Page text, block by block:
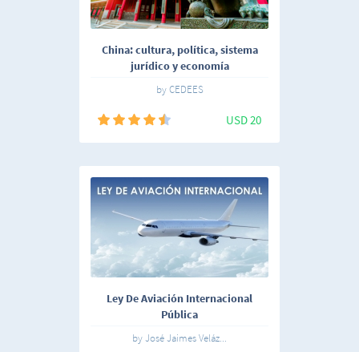
China: cultura, política, sistema
jurídico y economía
by CEDEES
USD 20
Ley De Aviación Internacional
Pública
by José Jaimes Veláz...